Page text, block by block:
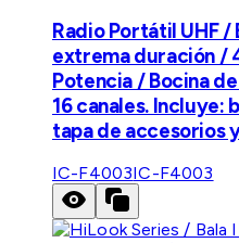
Radio Portátil UHF
extrema duración /
Potencia / Bocina
16 canales. Incluye:
tapa de accesorios
IC-F4003IC-F4003